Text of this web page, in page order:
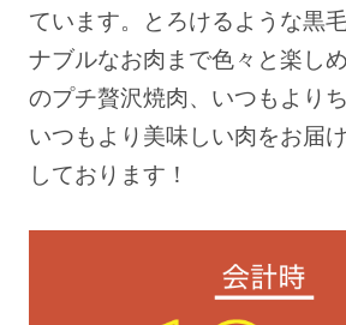
ています。とろけるような黒
ナブルなお肉まで色々と楽し
のプチ贅沢焼肉、いつもより
いつもより美味しい肉をお届
しております！